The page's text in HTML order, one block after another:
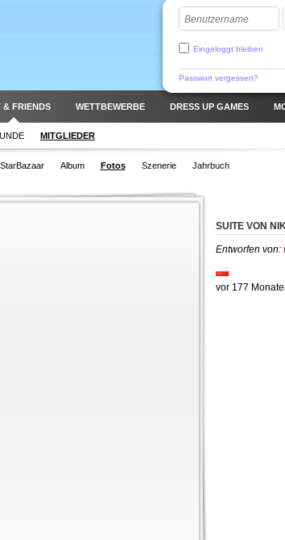
Benutzername
Eingeloggt bleiben
Passwort vergessen?
& FRIENDS WETTBEWERBE DRESS UP GAMES
MITGLIEDER
StarBazaar Album Fotos Szenerie Jahrbuch
SUITE VON
Entworfen von:
vor 177